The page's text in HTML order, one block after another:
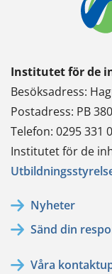
Institutet för de
Besöksadress:
Postadress: PB
Telefon: 0295 331
Institutet för de
Nyheter
Sänd din
Våra